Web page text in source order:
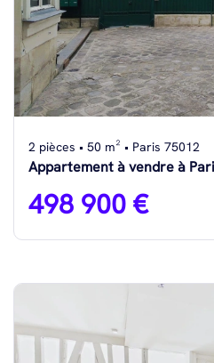
2 pièces • 50 m² • Paris 75012
Appartement à vendre à
498 900 €